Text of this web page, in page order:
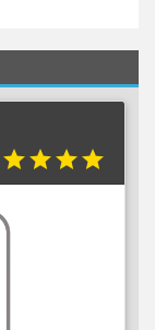
starstarstarstar